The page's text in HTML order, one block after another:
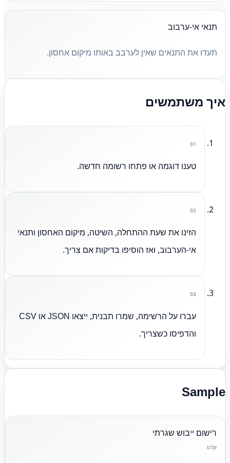
תנאי אי-ערבוב
תעדו את התנאים שאין לערבב באותו מיקום אחסון.
איך משתמשים
01
טענו דוגמה או פתחו רשומה חדשה.
02
הזינו את שעת ההתחלה, השיטה, מיקום האחסון ותנאי
אי-הערבוב, ואז הוסיפו בדיקות אם צריך.
03
עברו על הרשימה, שמרו תבנית, ייצאו JSON או CSV
והדפיסו כשצריך.
Sample
רישום ייבוש שגרתי
קלט